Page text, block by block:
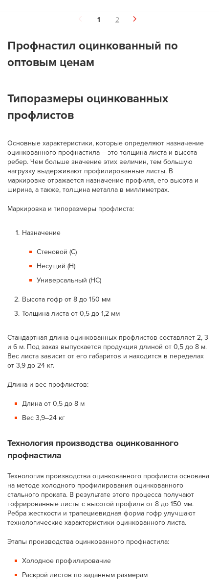
1 2
Профнастил оцинкованный по
оптовым ценам
Типоразмеры оцинкованных
профлистов
Основные характеристики, которые определяют назначение
оцинкованного профнастила ‒ это толщина листа и высота
ребер. Чем больше значение этих величин, тем большую
нагрузку выдерживают профилированные листы. В
маркировке отражается назначение профиля, его высота и
ширина, а также, толщина металла в миллиметрах.
Маркировка и типоразмеры профлиста:
Назначение
Стеновой (С)
Несущий (Н)
Универсальный (НС)
Высота гофр от 8 до 150 мм
Толщина листа от 0,5 до 1,2 мм
Стандартная длина оцинкованных профлистов составляет 2, 3
и 6 м. Под заказ выпускается продукция длиной от 0,5 до 8 м.
Вес листа зависит от его габаритов и находится в переделах
от 3,9 до 24 кг.
Длина и вес профлистов:
Длина от 0,5 до 8 м
Вес 3,9‒24 кг
Технология производства оцинкованного
профнастила
Технология производства оцинкованного профлиста основана
на методе холодного профилирования оцинкованного
стального проката. В результате этого процесса получают
гофрированные листы с высотой профиля от 8 до 150 мм.
Ребра жесткости и трапециевидная форма гофр улучшают
технологические характеристики оцинкованного листа.
Этапы производства оцинкованного профнастила:
Холодное профилирование
Раскрой листов по заданным размерам